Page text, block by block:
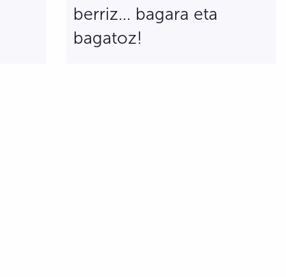
berriz... bagara eta
bagatoz!